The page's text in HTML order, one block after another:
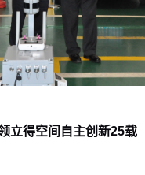
立得空间自主创新25载